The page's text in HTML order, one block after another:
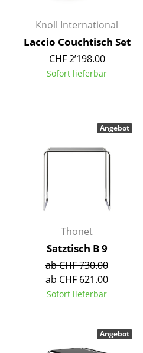
Knoll International
Laccio Couchtisch Set
CHF 2’198.00
Sofort lieferbar
Thonet
Satztisch B 9
ab CHF 730.00
ab CHF 621.00
Sofort lieferbar
Angebot
Angebot